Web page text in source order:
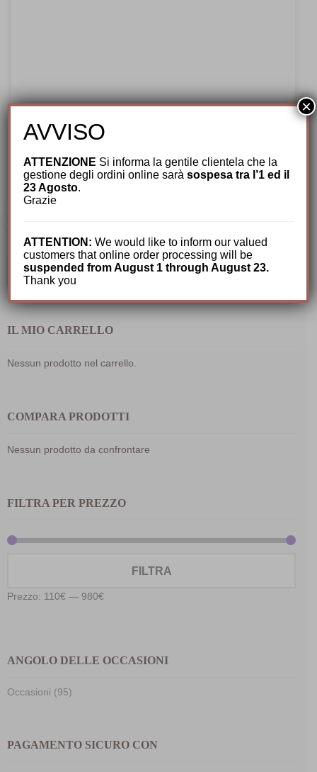
Primavera/Estate
Cappello f12 Montex Fine Tesi X Troncarelli
980,00€
Cerca:
IL MIO CARRELLO
Nessun prodotto nel carrello.
COMPARA PRODOTTI
Nessun prodotto da confrontare
FILTRA PER PREZZO
FILTRA
Prezzo: 110€ — 980€
ANGOLO DELLE OCCASIONI
Occasioni (95)
PAGAMENTO SICURO CON
AVVISO
ATTENZIONE Si informa la gentile clientela che la
gestione degli ordini online saràsospesa tra l’1 ed il
23 Agosto.
Grazie
ATTENTION: We would like to inform our valued
customers that online order processing will be
suspended from August 1 through August 23.
Thank you
×